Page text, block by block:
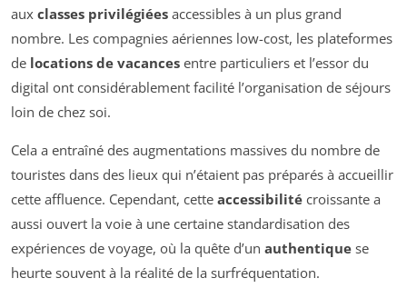
aux classes privilégiées accessibles à un plus grand
nombre. Les compagnies aériennes low-cost, les plateformes
de locations de vacances entre particuliers et l’essor du
digital ont considérablement facilité l’organisation de séjours
loin de chez soi.
Cela a entraîné des augmentations massives du nombre de
touristes dans des lieux qui n’étaient pas préparés à accueillir
cette affluence. Cependant, cette accessibilité croissante a
aussi ouvert la voie à une certaine standardisation des
expériences de voyage, où la quête d’un authentique se
heurte souvent à la réalité de la surfréquentation.